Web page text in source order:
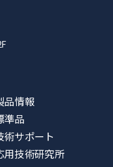
品情報
準品
術サポート
用技術研究所